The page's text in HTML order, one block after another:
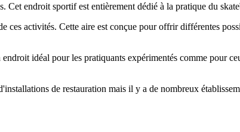
endroit sportif est entièrement dédié à la pratique du
activités. Cette aire est conçue pour offrir différentes
idéal pour les pratiquants expérimentés comme pour
de restauration mais il y a de nombreux